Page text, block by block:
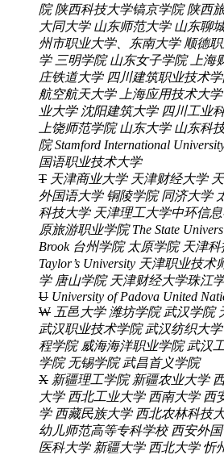
院 陕西科技大学镐京学院 陕西
大同大学 山东师范大学 山东聊
州市职业大学、东南大学 顺德
学 三明学院 山东女子学院 上海
庄铁道大学 四川建筑职业技术
航空航天大学
上海应用技术大学
业大学 沈阳建筑大学 四川工业
上饶师范学院 山东大学 山东科
院 Stamford International
国语职业技术大学
T 天津商业大学 天津财经大学
外国语大学 铜陵学院 同济大学
科技大学 天津理工大学中环信
原旅游职业学院 The State
Brook 台州学院 太原学院 天津
Taylor’s University 天津职业技术
学 唐山学院 天津财经大学珠江
U University of Padova United
W 五邑大学 潍坊学院 武汉学院
武汉职业技术学院 武汉纺织大学
程学院 威海海洋职业学院 武汉
学院 无锡学院 武昌首义学院
X 新疆理工学院 新疆农业大学
大学 西北工业大学 西南大学 西
学 西藏民族大学 西北农林科技
幼儿师范高等专科学校 西安外
医科大学 新疆大学 西北大学 忻